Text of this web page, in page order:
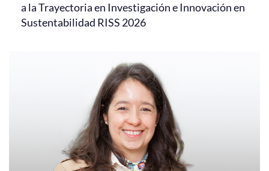
a la Trayectoria en Investigación e Innovación en
Sustentabilidad RISS 2026